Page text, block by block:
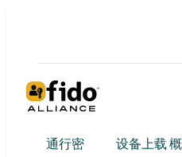
通行密
设备上载 概